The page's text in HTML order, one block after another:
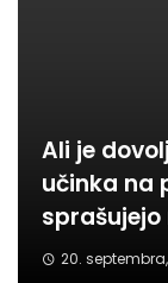
Ali je
učinka na
sprašujejo
20.